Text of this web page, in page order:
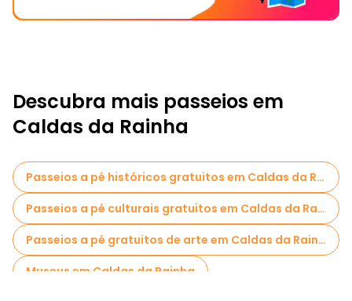
Descubra mais passeios em
Caldas da Rainha
Passeios a pé históricos gratuitos em Caldas da Rainha
Passeios a pé culturais gratuitos em Caldas da Rainha
Passeios a pé gratuitos de arte em Caldas da Rainha
Museus em Caldas da Rainha